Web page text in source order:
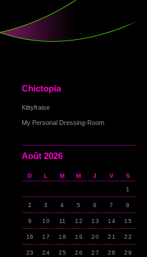
Chictopia
Kittyfraise
My Personal Dressing-Room
Août 2026
D L M M J V S
1
2 3 4 5 6 7 8
9 10 11 12 13 14 15
16 17 18 19 20 21 22
23 24 25 26 27 28 29